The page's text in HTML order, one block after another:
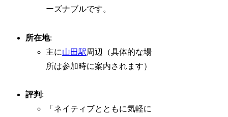
ーズナブルです。
所在地:
主に山田駅周辺（具体的な場
所は参加時に案内されます）
評判 :
「ネイティブとともに気軽に